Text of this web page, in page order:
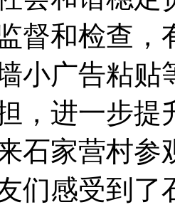
督和检查，
小广告粘
，进一步提
石家营村参
们感受到了